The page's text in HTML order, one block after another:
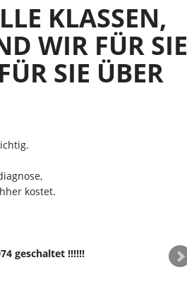
KLASSEN,
WIR FÜR SIE
SIE ÜBER
kostet.
geschaltet !!!!!!